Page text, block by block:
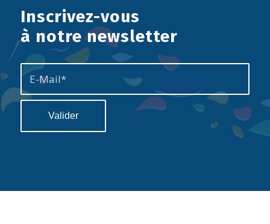
Inscrivez-vous
à notre newsletter